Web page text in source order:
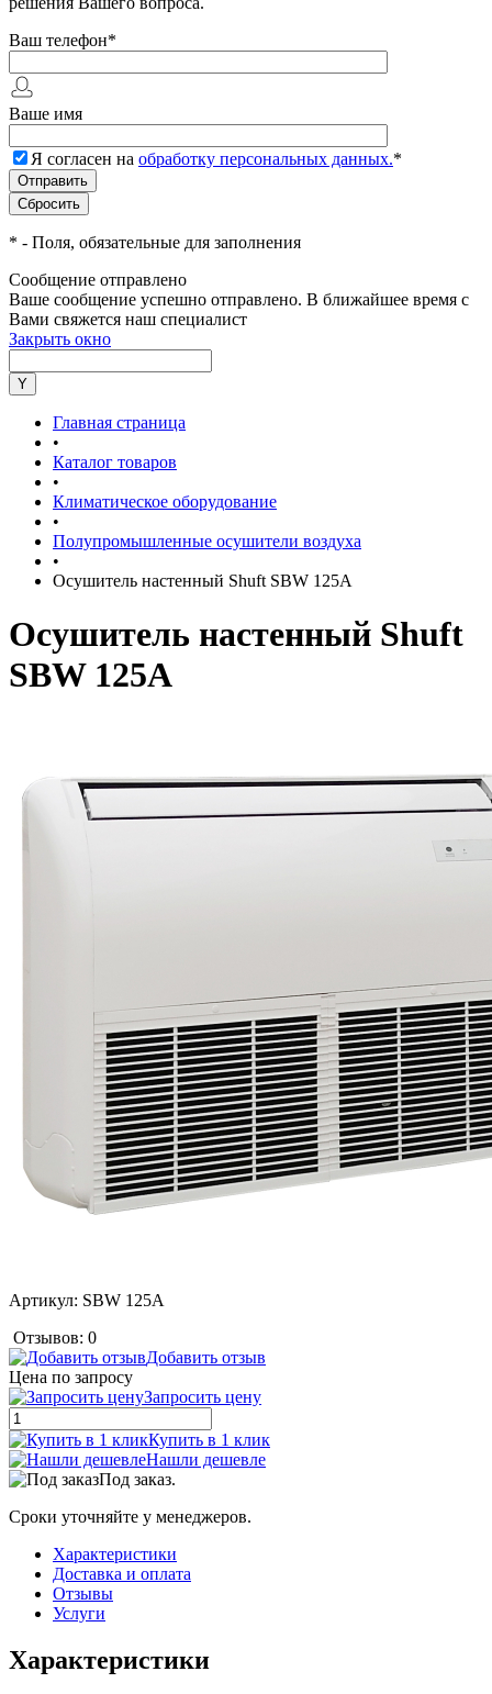
Ваш телефон*
Ваше имя
Я согласен на обработку персональных данных.*
* - Поля, обязательные для заполнения
Сообщение отправлено
Ваше сообщение успешно отправлено. В ближайшее время с
Вами свяжется наш специалист
Закрыть окно
Главная страница
•
Каталог товаров
•
Климатическое оборудование
•
Полупромышленные осушители воздуха
•
Осушитель настенный Shuft SBW 125A
Осушитель настенный Shuft
SBW 125A
Артикул: SBW 125A
Отзывов: 0
Добавить отзыв
Цена по запросу
Запросить цену
Купить в 1 клик
Нашли дешевле
Под заказ.
Сроки уточняйте у менеджеров.
Характеристики
Доставка и оплата
Отзывы
Услуги
Характеристики